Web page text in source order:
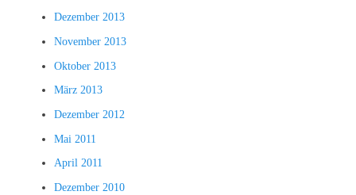
Dezember 2013
November 2013
Oktober 2013
März 2013
Dezember 2012
Mai 2011
April 2011
Dezember 2010